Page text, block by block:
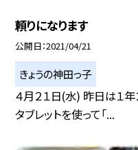
頼りになります
公開日 2021/04/21
きょうの神田っ子
４月２１日(水) 昨日は１年
タブレットを使って「...